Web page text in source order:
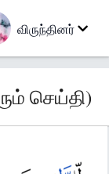
விருந்தினர்
செய்தி)